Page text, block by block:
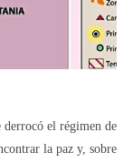
derrocó el régimen de
la paz y, sobre